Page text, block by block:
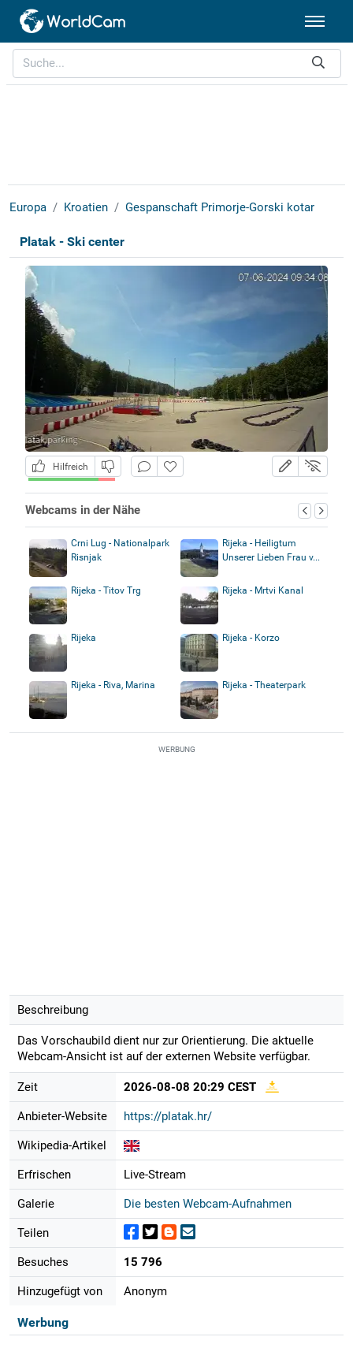
Europa Kroatien Gespanschaft Primorje-Gorski kotar
Platak - Ski center
Hilfreich
Webcams in der Nähe
Crni Lug - Nationalpark
Risnjak
Rijeka - Heiligtum
Unserer Lieben Frau v...
Rijeka - Titov Trg Rijeka - Mrtvi Kanal
Rijeka Rijeka - Korzo
Rijeka - Riva, Marina Rijeka - Theaterpark
WERBUNG
Beschreibung
Das Vorschaubild dient nur zur Orientierung. Die aktuelle
Webcam-Ansicht ist auf der externen Website verfügbar.
Zeit 2026-08-08 20:29 CEST
Anbieter-Website https://platak.hr/
Wikipedia-Artikel
Erfrischen Live-Stream
Galerie Die besten Webcam-Aufnahmen
Teilen
Besuches 15 796
Hinzugefügt von Anonym
Werbung